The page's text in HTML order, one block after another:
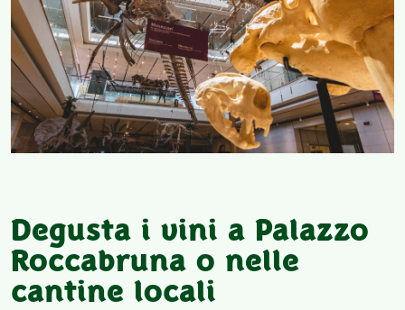
Degusta i vini a Palazzo
Roccabruna o nelle
cantine locali